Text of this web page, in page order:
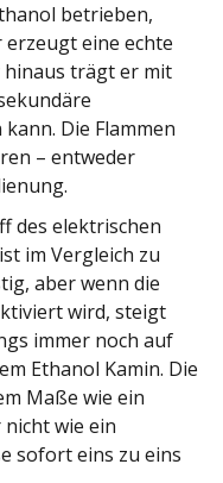
betrieben,
erzeugt eine echte
hinaus trägt er mit
Die Flammen
– entweder
des elektrischen
im Vergleich zu
aber wenn die
wird, steigt
immer noch auf
Ethanol Kamin. Die
Maße wie ein
wie ein
sofort eins zu eins